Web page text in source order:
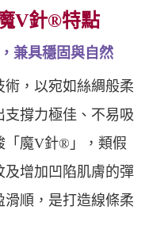
V針®特點
兼具穩固與自然
，以宛如絲綢般柔
撐力極佳、不易吸
「魔V針®」，類假
及增加凹陷肌膚的彈
順，是打造線條柔